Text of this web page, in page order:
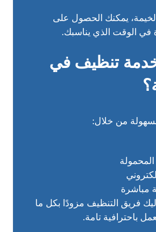
يمكنك الحصول على
في الوقت الذي يناسبك.
تنظيف في
من خلال:
مباشرة
فريق التنظيف مزودًا بكل ما
باحترافية تامة.